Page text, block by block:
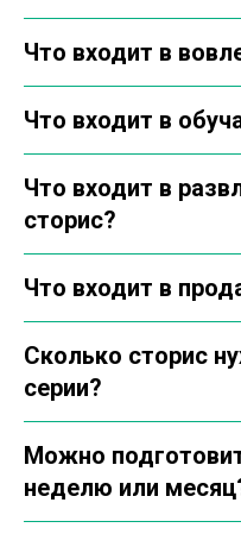
Что входит в
Что входит в
Что входит в
сторис?
Что входит в
Сколько сторис
серии?
Можно
неделю или